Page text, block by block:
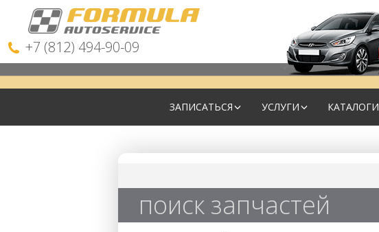
+7 (812) 494-90-09
ЗАПИСАТЬСЯ УСЛУГИ КАТАЛОГИ
поиск запчастей